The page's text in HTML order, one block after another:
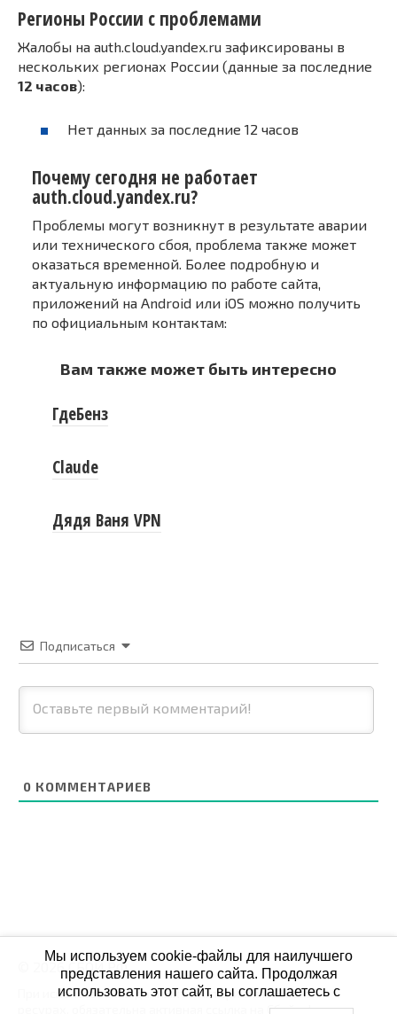
Регионы России с проблемами
Жалобы на auth.cloud.yandex.ru зафиксированы в
нескольких регионах России (данные за последние
12 часов):
Нет данных за последние 12 часов
Почему сегодня не работает
auth.cloud.yandex.ru?
Проблемы могут возникнут в результате аварии
или технического сбоя, проблема также может
оказаться временной. Более подробную и
актуальную информацию по работе сайта,
приложений на Android или iOS можно получить
по официальным контактам:
Вам также может быть интересно
ГдеБенз
Claude
Дядя Ваня VPN
Подписаться
0 КОММЕНТАРИЕВ
© 2026 СБОЙ.РФ
При использовании данных мониторинга на своих
ресурах, обязательна активная ссылка на Сбой.рф
Мы используем cookie-файлы для наилучшего
представления нашего сайта. Продолжая
использовать этот сайт, вы соглашаетесь с